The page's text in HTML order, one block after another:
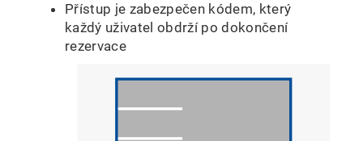
Přístup je zabezpečen kódem, který
každý uživatel obdrží po dokončení
rezervace